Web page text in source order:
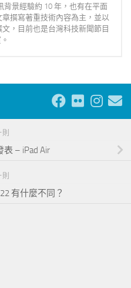
背景經驗約 10 年，也有在平面
撰寫著重技術內容為主，並以
，目前也是台灣科技新聞節目
表 – iPad Air
則
有什麼不同？